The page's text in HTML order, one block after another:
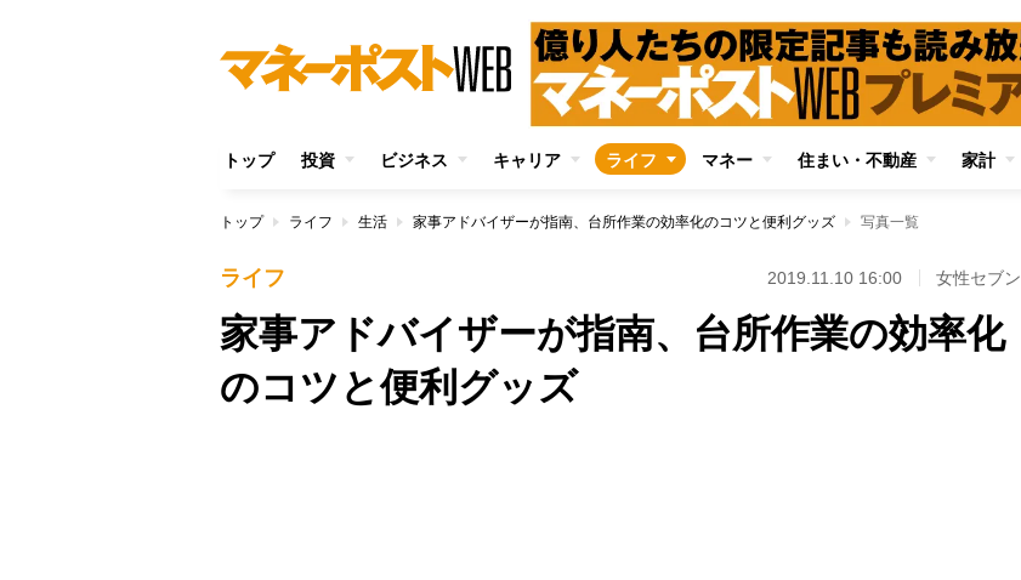
トップ 投資 ビジネス キャリア ライフ マネー 住まい・不動産 家計
トップ ライフ 生活 家事アドバイザーが指南、台所作業の効率化のコツと便利グッズ 写真一覧
ライフ 2019.11.10 16:00 女性セブン
家事アドバイザーが指南、台所作業の効率化
のコツと便利グッズ